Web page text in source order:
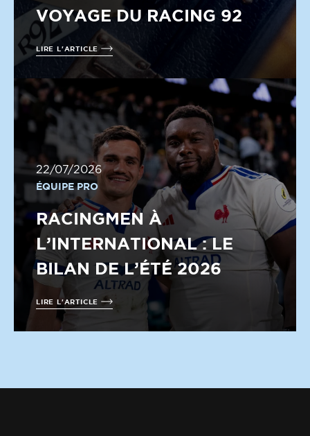
VOYAGE DU RACING 92
LIRE L'ARTICLE
22/07/2026
ÉQUIPE PRO
RACINGMEN À
L’INTERNATIONAL : LE
BILAN DE L’ÉTÉ 2026
LIRE L'ARTICLE